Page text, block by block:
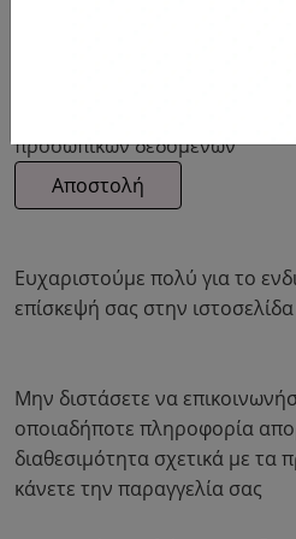
προσωπικών δεδομένων
Ευχαριστούμε πολύ για το
επίσκεψή σας στην
Μην διστάσετε να
οποιαδήποτε πληροφορία
διαθεσιμότητα σχετικά με τα
κάνετε την παραγγελία σας